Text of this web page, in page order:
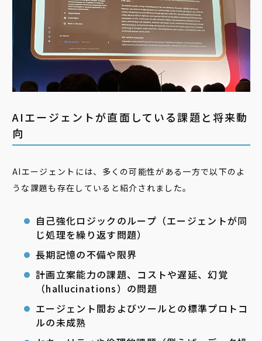
AIエージェントが直面している課題と将来動
向
AIエージェントには、多くの可能性がある一方で以下のよ
うな課題も存在していると紹介されました。
自己強化ロジックのループ（エージェントが同
じ処理を繰り返す問題）
長期記憶の不備や限界
計画立案能力の課題、コストや遅延、幻覚
（hallucinations）の問題
エージェント間およびツールとの標準プロトコ
ルの未成熟